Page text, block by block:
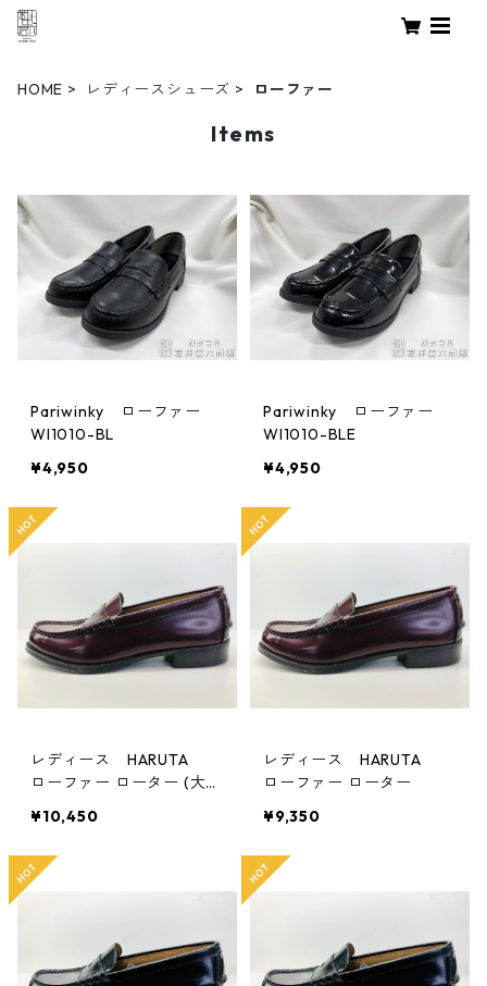
HOME レディースシューズ ローファー
Items
Pariwinky ローファー
WI1010-BL
¥4,950
Pariwinky ローファー
WI1010-BLE
¥4,950
レディース HARUTA
ローファー ローター (大き
¥10,450
レディース HARUTA
ローファー ローター
¥9,350